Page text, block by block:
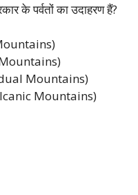
के पर्वतों का उदाहरण हैं?
Mountains)
Mountains)
Mountains)